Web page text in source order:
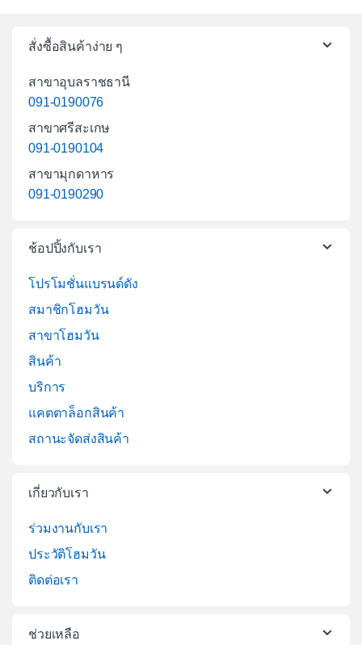
สั่งซื้อสินค้าง่าย ๆ
สาขาอุบลราชธานี
091-0190076
สาขาศรีสะเกษ
091-0190104
สาขามุกดาหาร
091-0190290
ช้อปปิ้งกับเรา
โปรโมชั่นแบรนด์ดัง
สมาชิกโฮมวัน
สาขาโฮมวัน
สินค้า
บริการ
แคตตาล็อกสินค้า
สถานะจัดส่งสินค้า
เกี่ยวกับเรา
ร่วมงานกับเรา
ประวัติโฮมวัน
ติดต่อเรา
ช่วยเหลือ